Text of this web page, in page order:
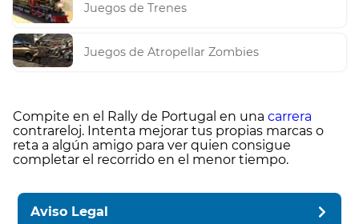
Juegos de Trenes
Juegos de Atropellar Zombies
Compite en el Rally de Portugal en una carrera
contrareloj. Intenta mejorar tus propias marcas o
reta a algún amigo para ver quien consigue
completar el recorrido en el menor tiempo.
Aviso Legal